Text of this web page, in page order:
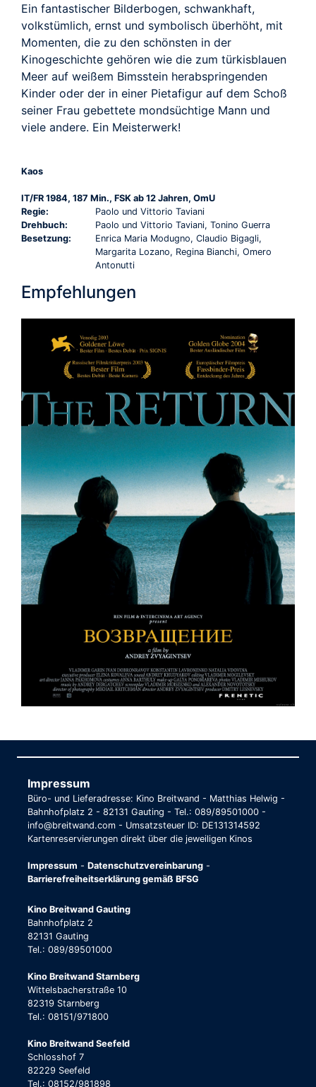
Ein fantastischer Bilderbogen, schwankhaft,
volkstümlich, ernst und symbolisch überhöht, mit
Momenten, die zu den schönsten in der
Kinogeschichte gehören wie die zum türkisblauen
Meer auf weißem Bimsstein herabspringenden
Kinder oder der in einer Pietafigur auf dem Schoß
seiner Frau gebettete mondsüchtige Mann und
viele andere. Ein Meisterwerk!
Kaos
IT/FR 1984, 187 Min., FSK ab 12 Jahren, OmU
Regie:
Paolo und Vittorio Taviani
Drehbuch:
Paolo und Vittorio Taviani, Tonino Guerra
Besetzung:
Enrica Maria Modugno, Claudio Bigagli,
Margarita Lozano, Regina Bianchi, Omero
Antonutti
Empfehlungen
Impressum
Büro- und Lieferadresse: Kino Breitwand - Matthias Helwig -
Bahnhofplatz 2 - 82131 Gauting - Tel.: 089/89501000 -
info@breitwand.com - Umsatzsteuer ID: DE131314592
Kartenreservierungen direkt über die jeweiligen Kinos
Impressum - Datenschutzvereinbarung -
Barrierefreiheitserklärung gemäß BFSG
Kino Breitwand Gauting
Bahnhofplatz 2
82131 Gauting
Tel.: 089/89501000
Kino Breitwand Starnberg
Wittelsbacherstraße 10
82319 Starnberg
Tel.: 08151/971800
Kino Breitwand Seefeld
Schlosshof 7
82229 Seefeld
Tel.: 08152/981898